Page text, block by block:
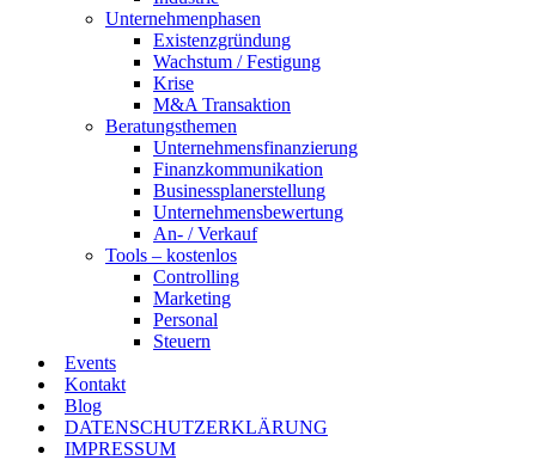
Unternehmenphasen
Existenzgründung
Wachstum / Festigung
Krise
M&A Transaktion
Beratungsthemen
Unternehmensfinanzierung
Finanzkommunikation
Businessplanerstellung
Unternehmensbewertung
An- / Verkauf
Tools – kostenlos
Controlling
Marketing
Personal
Steuern
Events
Kontakt
Blog
DATENSCHUTZERKLÄRUNG
IMPRESSUM